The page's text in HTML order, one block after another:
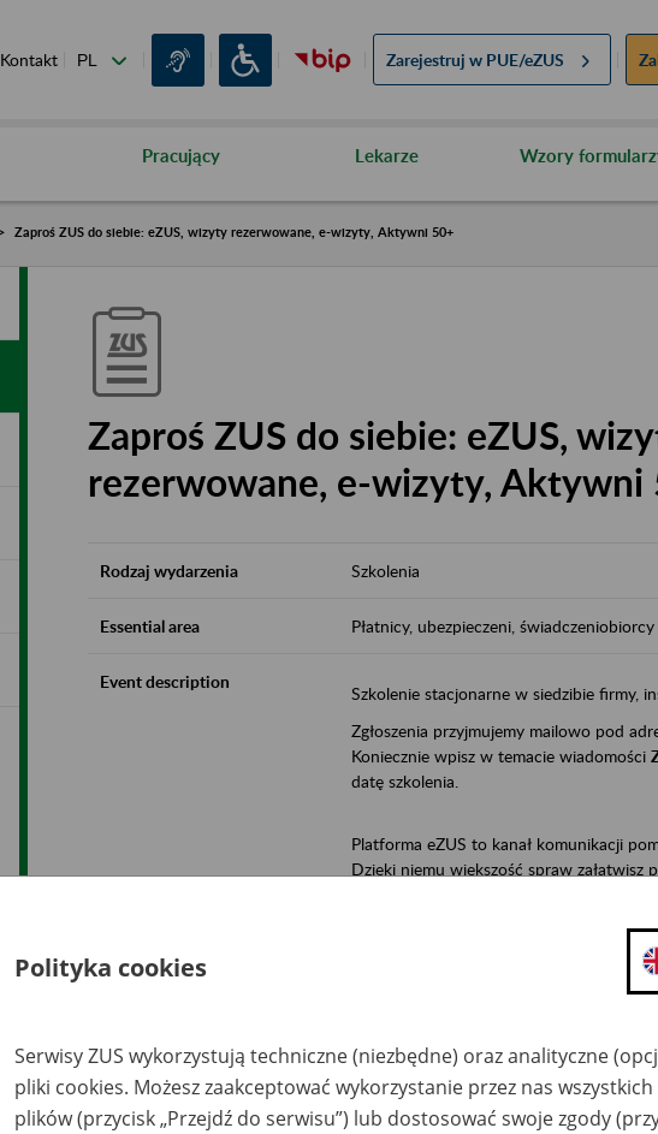
Kontakt Zarejestruj w PUE/eZUS
Pracujący Lekarze Wzory
Zaproś ZUS do siebie: eZUS, wizyty rezerwowane, e-wizyty, Aktywni 50+
Zaproś ZUS do siebie: eZUS,
rezerwowane, e-wizyty, Aktywni
Rodzaj wydarzenia Szkolenia
Essential area Płatnicy, ubezpieczeni, świadczeniobiorcy
Event description
Szkolenie stacjonarne w siedzibie firmy,
Zgłoszenia przyjmujemy mailowo pod
Koniecznie wpisz w temacie wiadomości
datę szkolenia.
Platforma eZUS to kanał komunikacji
Dzięki niemu większość spraw załatwisz
Jeśli jesteś osoba ubezpieczoną (np.
• możesz sprawdzić swoje dane na
Jeśli jesteś płatnikiem składek (np.
• możesz skorzystać z aplikacji
Polityka cookies
Serwisy ZUS wykorzystują techniczne (niezbędne) oraz analityczne
pliki cookies. Możesz zaakceptować wykorzystanie przez nas
plików (przycisk „Przejdź do serwisu”) lub dostosować swoje zgody